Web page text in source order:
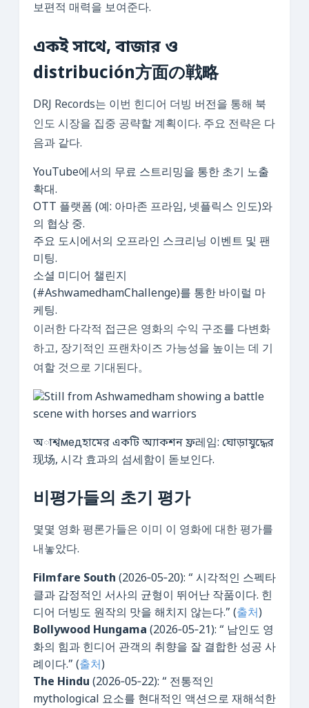
보편적 매력을 보여준다.
একই সাথে, বাজার ও
distribución方面の戦略
DRJ Records는 이번 힌디어 더빙 버전을 통해 북
인도 시장을 집중 공략할 계획이다. 주요 전략은 다
음과 같다.
YouTube에서의 무료 스트리밍을 통한 초기 노출
확대.
OTT 플랫폼 (예: 아마존 프라임, 넷플릭스 인도)와
의 협상 중.
주요 도시에서의 오프라인 스크리닝 이벤트 및 팬
미팅.
소셜 미디어 챌린지
(#AshwamedhamChallenge)를 통한 바이럴 마
케팅.
이러한 다각적 접근은 영화의 수익 구조를 다변화
하고, 장기적인 프랜차이즈 가능성을 높이는 데 기
여할 것으로 기대된다。
অাশ্বмедহামের একটি অ্যাকশন ফ্র레임: ঘোড়াযুদ্ধের
现场, 시각 효과의 섬세함이 돋보인다.
비평가들의 초기 평가
몇몇 영화 평론가들은 이미 이 영화에 대한 평가를
내놓았다.
Filmfare South (2026‑05‑20): “ 시각적인 스펙타
클과 감정적인 서사의 균형이 뛰어난 작품이다. 힌
디어 더빙도 원작의 맛을 해치지 않는다.” (출처)
Bollywood Hungama (2026‑05‑21): “ 남인도 영
화의 힘과 힌디어 관객의 취향을 잘 결합한 성공 사
례이다.” (출처)
The Hindu (2026‑05‑22): “ 전통적인
mythological 요소를 현대적인 액션으로 재해석한